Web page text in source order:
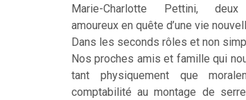
Marie-Charlotte Pettini, deux
amoureux en quête d’une vie
Dans les seconds rôles et non
Nos proches amis et famille qui
tant physiquement que
comptabilité au montage de